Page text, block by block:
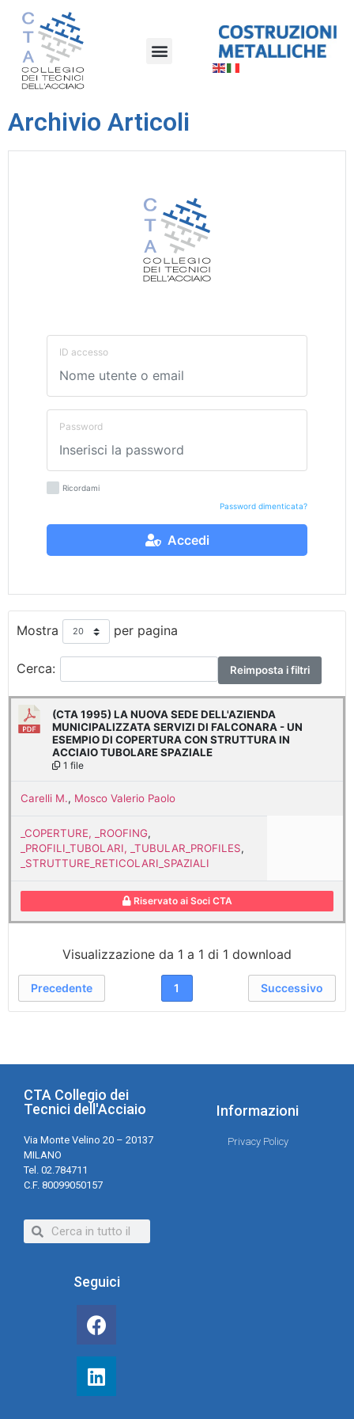
Archivio Articoli
ID accesso
Password
Ricordami
Password dimenticata?
Accedi
Mostra per pagina
Cerca: Reimposta i filtri
(CTA 1995) LA NUOVA SEDE DELL'AZIENDA
MUNICIPALIZZATA SERVIZI DI FALCONARA - UN
ESEMPIO DI COPERTURA CON STRUTTURA IN
ACCIAIO TUBOLARE SPAZIALE
1 file
Carelli M., Mosco Valerio Paolo
_COPERTURE, _ROOFING,
_PROFILI_TUBOLARI, _TUBULAR_PROFILES,
_STRUTTURE_RETICOLARI_SPAZIALI
Riservato ai Soci CTA
Visualizzazione da 1 a 1 di 1 download
Precedente 1 Successivo
CTA Collegio dei
Tecnici dell'Acciaio
Via Monte Velino 20 – 20137
MILANO
Tel. 02.784711
C.F. 80099050157
Informazioni
Privacy Policy
Seguici